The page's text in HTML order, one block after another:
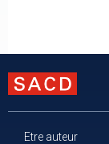
Etre auteur